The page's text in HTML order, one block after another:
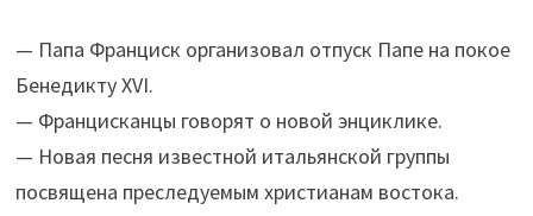
— Папа Франциск организовал отпуск Папе на покое
Бенедикту XVI.
— Францисканцы говорят о новой энциклике.
— Новая песня известной итальянской группы
посвящена преследуемым христианам востока.